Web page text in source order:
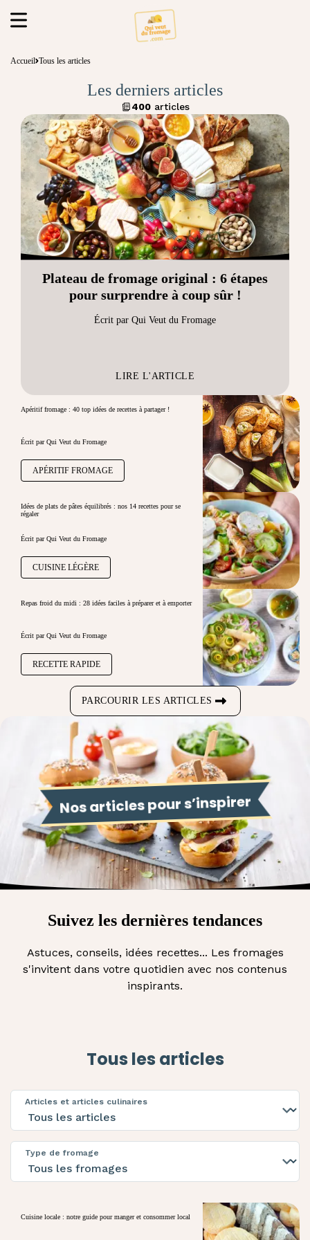
Accueil Tous les articles
Les derniers articles
400articles
Plateau de fromage original : 6 étapes
pour surprendre à coup sûr !
Écrit par Qui Veut du Fromage
LIRE L'ARTICLE
Apéritif fromage : 40 top idées de recettes à partager !
Écrit par Qui Veut du Fromage
APÉRITIF FROMAGE
Idées de plats de pâtes équilibrés : nos 14 recettes pour se
régaler
Écrit par Qui Veut du Fromage
CUISINE LÉGÈRE
Repas froid du midi : 28 idées faciles à préparer et à emporter
Écrit par Qui Veut du Fromage
RECETTE RAPIDE
PARCOURIR LES ARTICLES
Nos articles pour s’inspirer
Suivez les dernières tendances
Astuces, conseils, idées recettes... Les fromages
s'invitent dans votre quotidien avec nos contenus
inspirants.
Tous les articles
Articles et articles culinaires
Type de fromage
Cuisine locale : notre guide pour manger et consommer local